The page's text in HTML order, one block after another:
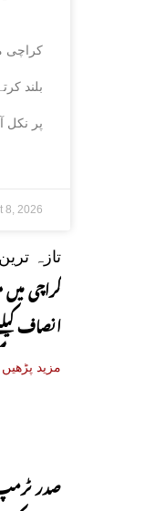
پر آ گئی
کراچی
بلند
پر نکل
8, 2026
تازہ
کراچی
انصاف
سڑکوں پر آ
مزید پڑھیں
صدر ٹرمپ